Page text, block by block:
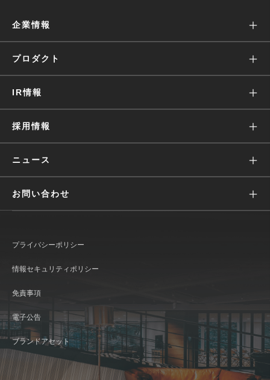
企業情報
ミッション
会社概要
役員・経営陣
プロダクト
Wantedly Visit
Engagement Suite
Wantedly Hire
IR情報
株主・投資家の皆様へ
業績ハイライト(グラフ)
IRライブラリ
よくあるご質問
採用情報
価値観
働く環境
新卒採用
ニュース
すべて
メディア
おしらせ
お問い合わせ
IR情報に関して
Wantedly Visit / Admin に関して
プライバシーポリシー
情報セキュリティポリシー
免責事項
電子公告
ブランドアセット